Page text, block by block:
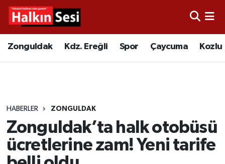
Zonguldak Kdz. Ereğli Spor Çaycuma Kozlu
HABERLER ZONGULDAK
Zonguldak’ta halk otobüsü
ücretlerine zam! Yeni tarife
Video
Çaycuma
Alaplı
Merkez Hava Durumu
Tüm Manşetler